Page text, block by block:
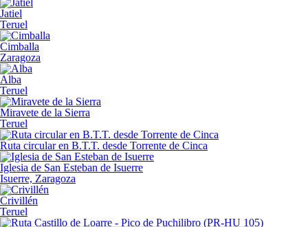
Jatiel
Teruel
Cimballa
Zaragoza
Alba
Teruel
Miravete de la Sierra
Teruel
Ruta circular en B.T.T. desde Torrente de Cinca
Iglesia de San Esteban de Isuerre
Isuerre, Zaragoza
Crivillén
Teruel